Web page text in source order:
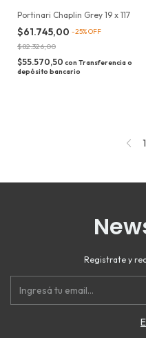
Portinari Chaplin Grey 19 x 117
$61.745,00 -25%OFF
$82.326,00
$55.570,50 con Transferencia o
depósito bancario
1
Registrate y